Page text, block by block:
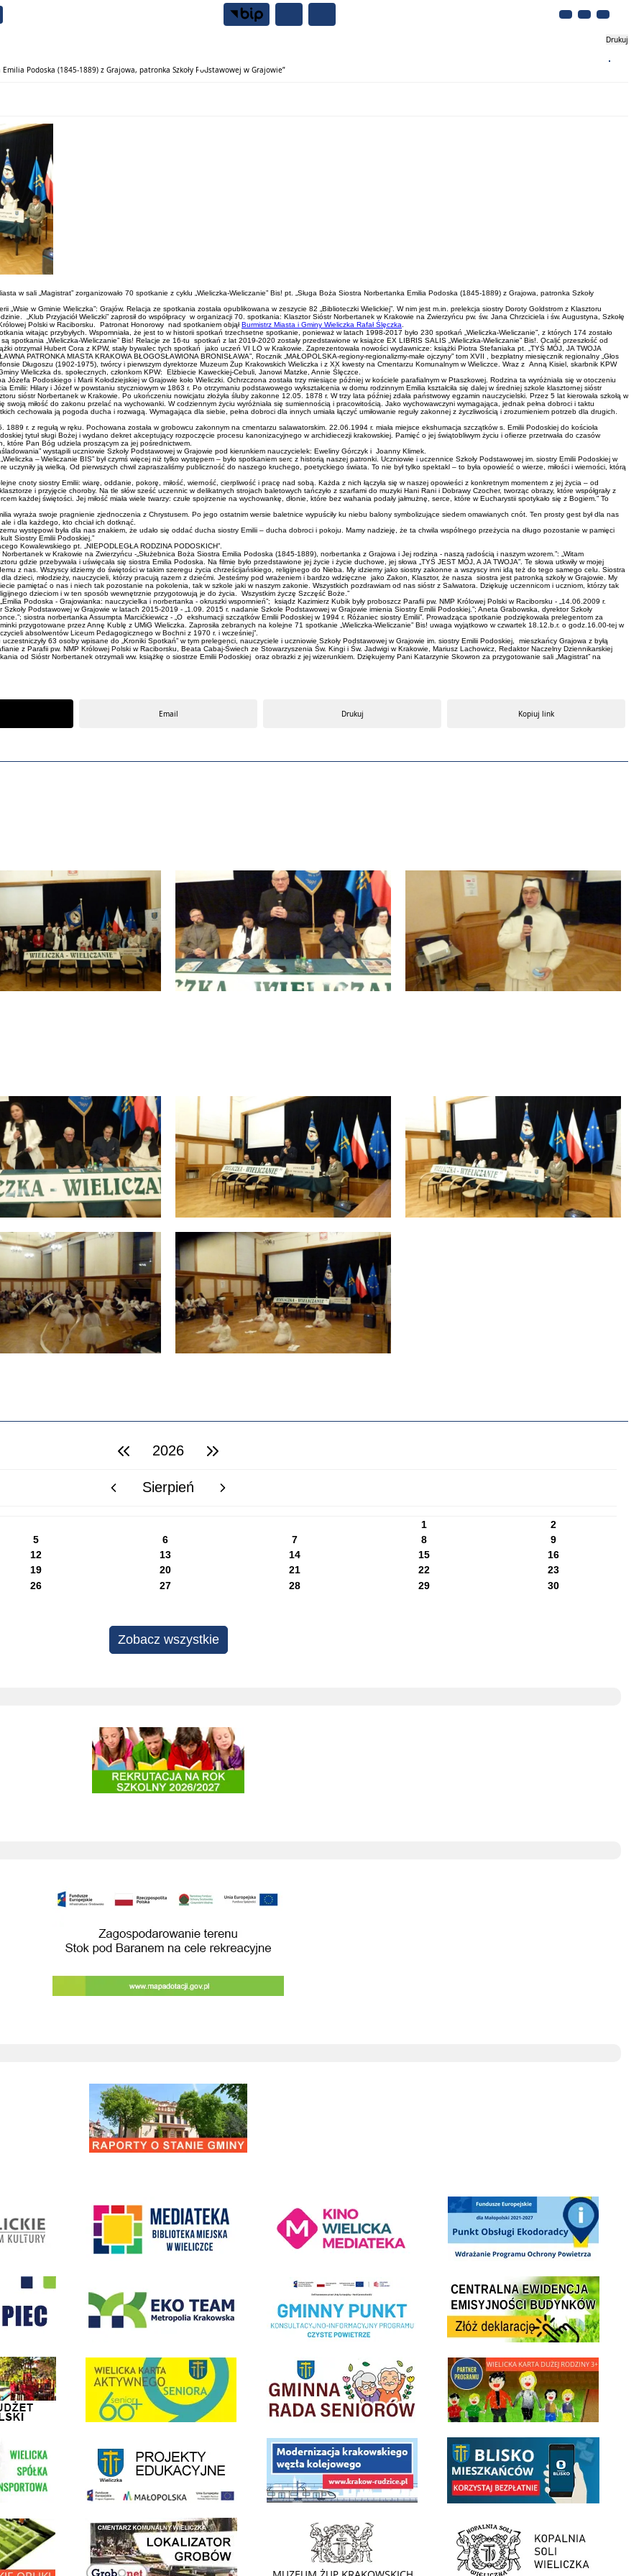
Drukuj
Podoska (1845-1889) z Grajowa, patronka Szkoły Podstawowej w Grajowie”
w sali „Magistrat” zorganizowało 70 spotkanie z cyklu „Wieliczka-Wieliczanie” Bis! pt. „Sługa Boża Siostra Norbertanka Emilia Podoska (1845-1889) z Grajowa, patronka Szkoły
„Wsie w Gminie Wieliczka”: Grajów. Relacja ze spotkania została opublikowana w zeszycie 82 „Biblioteczki Wielickiej”. W nim jest m.in. prelekcja siostry Doroty Goldstrom z Klasztoru
„Klub Przyjaciół Wieliczki” zaprosił do współpracy w organizacji 70. spotkania: Klasztor Sióstr Norbertanek w Krakowie na Zwierzyńcu pw. św. Jana Chrzciciela i św. Augustyna, Szkołę
Polski w Raciborsku. Patronat Honorowy nad spotkaniem objąłBurmistrz Miasta i Gminy Wieliczka Rafał Ślęczka
witając przybyłych. Wspomniała, że jest to w historii spotkań trzechsetne spotkanie, ponieważ w latach 1998-2017 było 230 spotkań „Wieliczka-Wieliczanie”, z których 174 zostało
spotkania „Wieliczka-Wieliczanie” Bis! Relacje ze 16-tu spotkań z lat 2019-2020 zostały przedstawione w książce EX LIBRIS SALIS „Wieliczka-Wieliczanie” Bis!. Ocalić przeszłość od
otrzymał Hubert Cora z KPW, stały bywalec tych spotkań jako uczeń VI LO w Krakowie. Zaprezentowała nowości wydawnicze: książki Piotra Stefaniaka pt. „TYŚ MÓJ, JA TWOJA
PATRONKA MIASTA KRAKOWA BŁOGOSŁAWIONA BRONISŁAWA”, Rocznik „MAŁOPOLSKA-regiony-regionalizmy-małe ojczyny” tom XVII , bezpłatny miesięcznik regionalny „Głos
Długoszu (1902-1975), twórcy i pierwszym dyrektorze Muzeum Żup Krakowskich Wieliczka i z XX kwesty na Cmentarzu Komunalnym w Wieliczce. Wraz z Anną Kisiel, skarbnik KPW
Wieliczka ds. społecznych, członkom KPW: Elżbiecie Kaweckiej-Cebuli, Janowi Matzke, Annie Ślęczce.
Podoskiego i Marii Kołodziejskiej w Grajowie koło Wieliczki. Ochrzczona została trzy miesiące później w kościele parafialnym w Ptaszkowej. Rodzina ta wyróżniała się w otoczeniu
Emilii: Hilary i Józef w powstaniu styczniowym w 1863 r. Po otrzymaniu podstawowego wykształcenia w domu rodzinnym Emilia kształciła się dalej w średniej szkole klasztornej sióstr
sióstr Norbertanek w Krakowie. Po ukończeniu nowicjatu złożyła śluby zakonne 12.05. 1878 r. W trzy lata później zdała państwowy egzamin nauczycielski. Przez 5 lat kierowała szkołą w
miłość do zakonu przelać na wychowanki. W codziennym życiu wyróżniała się sumiennością i pracowitością. Jako wychowawczyni wymagająca, jednak pełna dobroci i taktu
cechowała ją pogoda ducha i rozwagą. Wymagająca dla siebie, pełna dobroci dla innych umiała łączyć umiłowanie reguły zakonnej z życzliwością i zrozumieniem potrzeb dla drugich.
1889 r. z regułą w ręku. Pochowana została w grobowcu zakonnym na cmentarzu salawatorskim. 22.06.1994 r. miała miejsce ekshumacja szczątków s. Emilii Podoskiej do kościoła
tytuł sługi Bożej i wydano dekret akceptujący rozpoczęcie procesu kanonizacyjnego w archidiecezji krakowskiej. Pamięć o jej świątobliwym życiu i ofierze przetrwała do czasów
które Pan Bóg udziela proszącym za jej pośrednictwem.
wystąpili uczniowie Szkoły Podstawowej w Grajowie pod kierunkiem nauczycielek: Eweliny Górczyk i Joanny Klimek.
– Wieliczanie BIS” był czymś więcej niż tylko występem – było spotkaniem serc z historią naszej patronki. Uczniowie i uczennice Szkoły Podstawowej im. siostry Emilii Podoskiej w
ją wielką. Od pierwszych chwil zapraszaliśmy publiczność do naszego kruchego, poetyckiego świata. To nie był tylko spektakl – to była opowieść o wierze, miłości i wierności, którą
cnoty siostry Emilii: wiarę, oddanie, pokorę, miłość, wierność, cierpliwość i pracę nad sobą. Każda z nich łączyła się w naszej opowieści z konkretnym momentem z jej życia – od
i przyjęcie choroby. Na tle słów sześć uczennic w delikatnych strojach baletowych tańczyło z szarfami do muzyki Hani Rani i Dobrawy Czocher, tworząc obrazy, które współgrały z
każdej świętości. Jej miłość miała wiele twarzy: czułe spojrzenie na wychowankę, dłonie, które bez wahania podały jałmużnę, serce, które w Eucharystii spotykało się z Bogiem.” To
wyraża swoje pragnienie zjednoczenia z Chrystusem. Po jego ostatnim wersie baletnice wypuściły ku niebu balony symbolizujące siedem omawianych cnót. Ten prosty gest był dla nas
i dla każdego, kto chciał ich dotknąć.
występowi była dla nas znakiem, że udało się oddać ducha siostry Emilii – ducha dobroci i pokoju. Mamy nadzieję, że ta chwila wspólnego przeżycia na długo pozostanie w pamięci
Siostry Emilii Podoskiej.”
Kowalewskiego pt. „NIEPODLEGŁA RODZINA PODOSKICH”.
w Krakowie na Zwierzyńcu -„Służebnica Boża Siostra Emilia Podoska (1845-1889), norbertanka z Grajowa i Jej rodzina - naszą radością i naszym wzorem.”: „Witam
gdzie przebywała i uświęcała się siostra Emilia Podoska. Na filmie było przedstawione jej życie i życie duchowe, jej słowa „TYŚ JEST MÓJ, A JA TWOJA”. Te słowa utkwiły w mojej
z nas. Wszyscy idziemy do świętości w takim szeregu życia chrześcijańskiego, religijnego do Nieba. My idziemy jako siostry zakonne a wszyscy inni idą też do tego samego celu. Siostra
dzieci, młodzieży, nauczycieli, którzy pracują razem z dziećmi. Jesteśmy pod wrażeniem i bardzo wdzięczne jako Zakon, Klasztor, że nasza siostra jest patronką szkoły w Grajowie. My
pamiętać o nas i niech tak pozostanie na pokolenia, tak w szkole jaki w naszym zakonie. Wszystkich pozdrawiam od nas sióstr z Salwatora. Dziękuję uczennicom i uczniom, którzy tak
dzieciom i w ten sposób wewnętrznie przygotowują je do życia. Wszystkim życzę Szczęść Boże.”
Podoska - Grajowianka: nauczycielka i norbertanka - okruszki wspomnień”; ksiądz Kazimierz Kubik były proboszcz Parafii pw. NMP Królowej Polski w Raciborsku - „14.06.2009 r.
Podstawowej w Grajowie w latach 2015-2019 - „1.09. 2015 r. nadanie Szkole Podstawowej w Grajowie imienia Siostry Emilii Podoskiej.”; Aneta Grabowska, dyrektor Szkoły
siostra norbertanka Assumpta Marcićkiewicz - „O ekshumacji szczątków Emilii Podoskiej w 1994 r. Różaniec siostry Emilii”. Prowadząca spotkanie podziękowała prelegentom za
przygotowane przez Annę Kublę z UMiG Wieliczka. Zaprosiła zebranych na kolejne 71 spotkanie „Wieliczka-Wieliczanie” Bis! uwaga wyjątkowo w czwartek 18.12.b.r. o godz.16.00-tej w
absolwentów Liceum Pedagogicznego w Bochni z 1970 r. i wcześniej”.
63 osoby wpisane do „Kroniki Spotkań” w tym prelegenci, nauczyciele i uczniowie Szkoły Podstawowej w Grajowie im. siostry Emilii Podoskiej, mieszkańcy Grajowa z byłą
z Parafii pw. NMP Królowej Polski w Raciborsku, Beata Cabaj-Świech ze Stowarzyszenia Św. Kingi i Św. Jadwigi w Krakowie, Mariusz Lachowicz, Redaktor Naczelny Dziennikarskiej
od Sióstr Norbertanek otrzymali ww. książkę o siostrze Emilii Podoskiej oraz obrazki z jej wizerunkiem. Dziękujemy Pani Katarzynie Skowron za przygotowanie sali „Magistrat” na
Email Drukuj Kopiuj link
poprzedni rok2026 następny rok
poprzedni miesiącSierpień następny miesiąc
1
2
5 6 7 8
9
12 13 14 15
16
19 20 21 22
23
26 27 28 29
30
Zobacz wszystkie
Projekty edukacyjne
Budowa przebudowa drog prowadzacych do SAG w wieliczce
Remont drogi gminnej 560861K ul. Juliusza Słowackiego w Wieliczce
Punkt Obsługi Ekodoradcy Wieliczka
Realizacja Programu Czyste Powietrze w Gminie WieliczkaCentrala Ewidencja Emisyjności Budynków - złóż
Obywatelski link do strony Wielicka Karta Aktywnego Seniora link do strony Gminnej Rady Seniorow - Wieliczka link do strony - Wielicka Karta Dużej Rodziny
Transportowej link do strony - projekty edukacyjne dofinansowane z Europejskiego Funduszu Społecznego
link do opisu projektu budowy linii kolejowej Krakow Rudzicelink do opisu aplikacji - BLISKO, Gmina Wieliczka w
Orliki link do lokalizatora grobów na wielickim cmentarzu - grobnetlink do strony - Muzeum Żup Krakowskich Wieliczka link do strony Kopalni Soli Wieliczka